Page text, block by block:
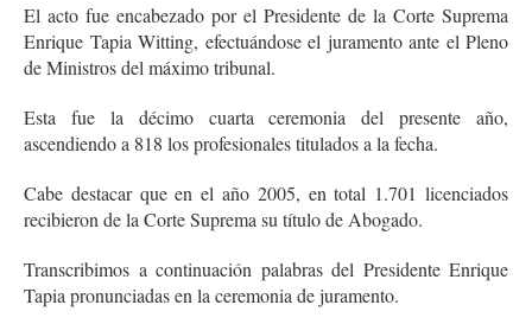
El acto fue encabezado por el Presidente de la Corte Suprema
Enrique Tapia Witting, efectuándose el juramento ante el Pleno
de Ministros del máximo tribunal.
Esta fue la décimo cuarta ceremonia del presente año,
ascendiendo a 818 los profesionales titulados a la fecha.
Cabe destacar que en el año 2005, en total 1.701 licenciados
recibieron de la Corte Suprema su título de Abogado.
Transcribimos a continuación palabras del Presidente Enrique
Tapia pronunciadas en la ceremonia de juramento.